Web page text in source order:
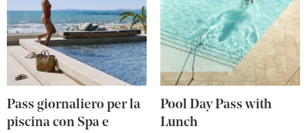
Pass giornaliero per la
piscina con Spa e
Pool Day Pass with
Lunch